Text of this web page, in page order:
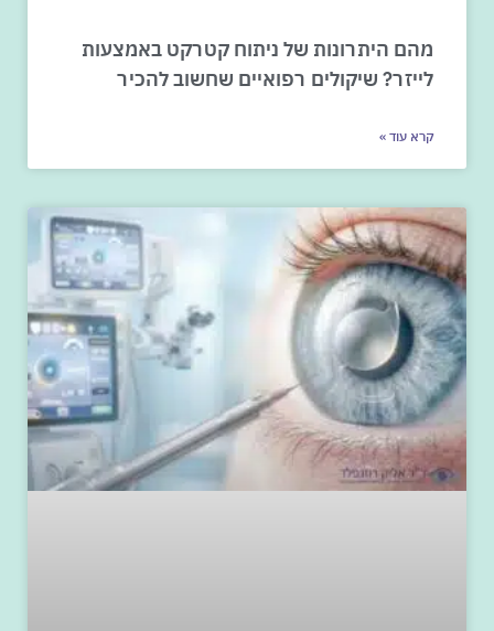
מהם היתרונות של ניתוח קטרקט באמצעות
לייזר? שיקולים רפואיים שחשוב להכיר
קרא עוד »